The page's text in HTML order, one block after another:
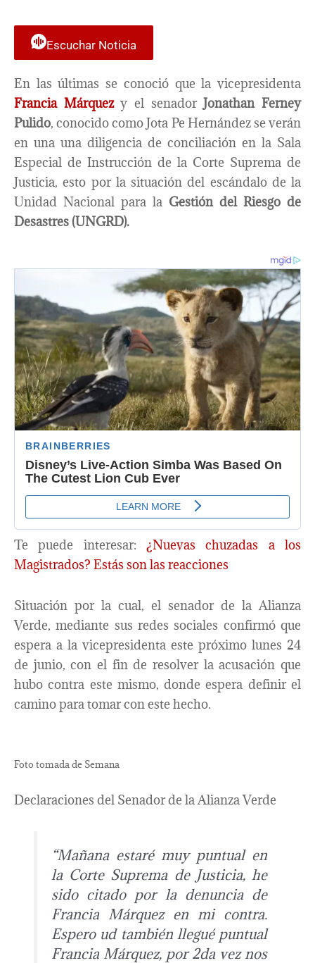
Escuchar Noticia
En las últimas se conoció que la vicepresidenta
Francia Márquezy el senadorJonathan Ferney
Pulido, conocido como Jota Pe Hernández se verán
en una una diligencia de conciliación en la Sala
Especial de Instrucción de la Corte Suprema de
Justicia, esto por la situación del escándalo de la
Unidad Nacional para la Gestión del Riesgo de
Desastres (UNGRD).
Te puede interesar: ¿Nuevas chuzadas a los
Magistrados? Estás son las reacciones
Situación por la cual, el senador de la Alianza
Verde, mediante sus redes sociales confirmó que
espera a la vicepresidenta este próximo lunes 24
de junio, con el fin de resolver la acusación que
hubo contra este mismo, donde espera definir el
camino para tomar con este hecho.
Foto tomada de Semana
Declaraciones del Senador de la Alianza Verde
“Mañana estaré muy puntual en
la Corte Suprema de Justicia, he
sido citado por la denuncia de
Francia Márquez en mi contra.
Espero ud también llegué puntual
Francia Márquez, por 2da vez nos